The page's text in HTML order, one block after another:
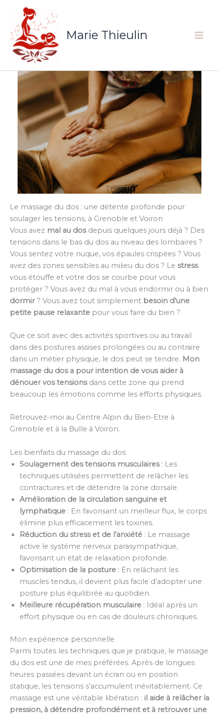
contenu
Marie Thieulin
Le massage du dos : une détente profonde pour
soulager les tensions, à Grenoble et Voiron
Vous avez mal au dosdepuis quelques jours déjà ? Des
tensions dans le bas du dos au niveau des lombaires ?
Vous sentez votre nuque, vos épaules crispées ? Vous
avez des zones sensibles au milieu du dos ? Le stress
vous étouffe et votre dos se courbe pour vous
protéger ? Vous avez du mal à vous endormir ou à bien
dormir? Vous avez tout simplement besoin d’une
petite pause relaxante pour vous faire du bien ?
Que ce soit avec des activités sportives ou au travail
dans des postures assises prolongées ou au contraire
dans un métier physique, le dos peut se tendre. Mon
massage du dos a pour intention de vous aider à
dénouer vos tensionsdans cette zone qui prend
beaucoup les émotions comme les efforts physiques.
Retrouvez-moi au Centre Alpin du Bien-Etre à
Grenoble et à la Bulle à Voiron.
Les bienfaits du massage du dos
Soulagement des tensions musculaires: Les
techniques utilisées permettent de relâcher les
contractures et de détendre la zone dorsale.
Amélioration de la circulation sanguine et
lymphatique : En favorisant un meilleur flux, le corps
élimine plus efficacement les toxines.
Réduction du stress et de l’anxiété : Le massage
active le système nerveux parasympathique,
favorisant un état de relaxation profonde.
Optimisation de la posture : En relâchant les
muscles tendus, il devient plus facile d’adopter une
posture plus équilibrée au quotidien.
Meilleure récupération musculaire : Idéal après un
effort physique ou en cas de douleurs chroniques.
Mon expérience personnelle
Parmi toutes les techniques que je pratique, le massage
du dos est une de mes préférées. Après de longues
heures passées devant un écran ou en position
statique, les tensions s’accumulent inévitablement. Ce
massage est une véritable libération : il aide à relâcher la
pression, à détendre profondément et à retrouver une